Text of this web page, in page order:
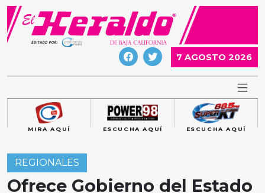
Skip
content
7 AGOSTO 2026
MIRA AQUÍ ESCUCHA AQUÍ ESCUCHA AQUÍ
REGIONALES
Ofrece Gobierno del Estado